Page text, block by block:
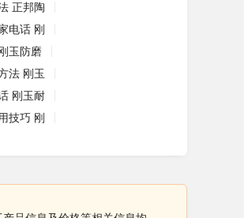
正邦陶
电话 刚
玉防磨
法 刚玉
刚玉耐
技巧 刚